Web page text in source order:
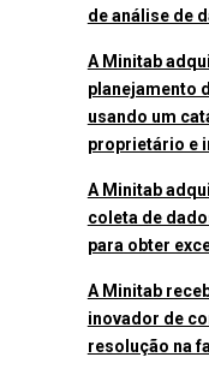
de análise de
A Minitab
planejamento
usando um
proprietário e
A Minitab
coleta de
para obter
A Minitab
inovador de
resolução na